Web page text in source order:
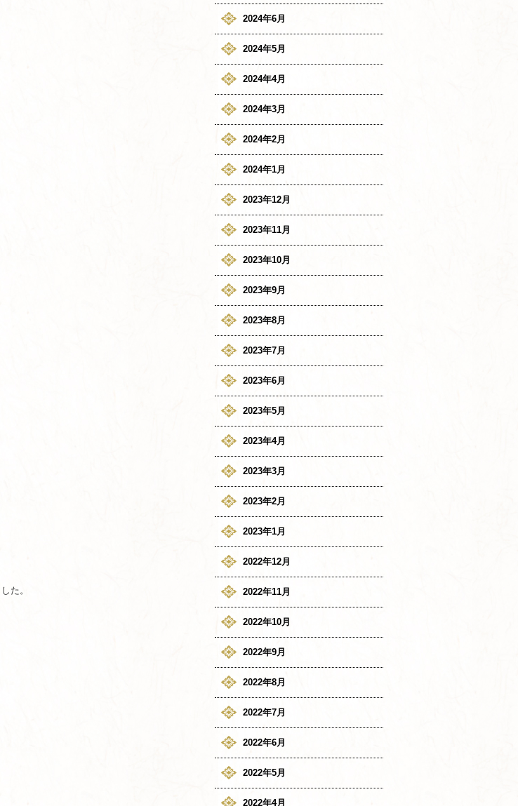
た。
2024年6月
2024年5月
2024年4月
2024年3月
2024年2月
2024年1月
2023年12月
2023年11月
2023年10月
2023年9月
2023年8月
2023年7月
2023年6月
2023年5月
2023年4月
2023年3月
2023年2月
2023年1月
2022年12月
2022年11月
2022年10月
2022年9月
2022年8月
2022年7月
2022年6月
2022年5月
2022年4月